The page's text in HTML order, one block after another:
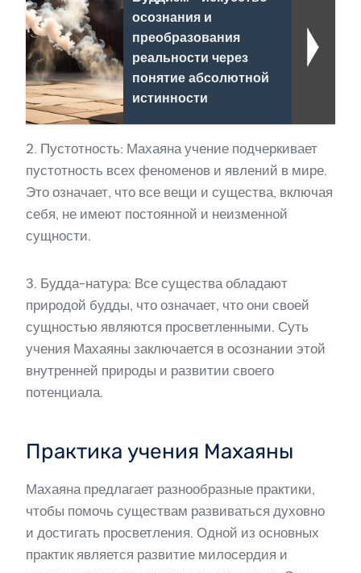
осознания и
преобразования
реальности через
понятие абсолютной
истинности
2. Пустотность: Махаяна учение подчеркивает
пустотность всех феноменов и явлений в мире.
Это означает, что все вещи и существа, включая
себя, не имеют постоянной и неизменной
сущности.
3. Будда-натура: Все существа обладают
природой будды, что означает, что они своей
сущностью являются просветленными. Суть
учения Махаяны заключается в осознании этой
внутренней природы и развитии своего
потенциала.
Практика учения Махаяны
Махаяна предлагает разнообразные практики,
чтобы помочь существам развиваться духовно
и достигать просветления. Одной из основных
практик является развитие милосердия и